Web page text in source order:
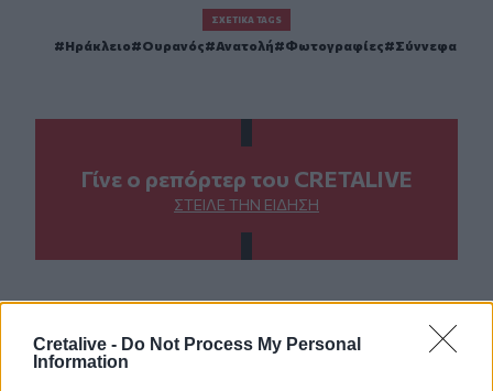
Cretalive - Do Not Process My Personal
Information
ΣΧΕΤΙΚΆ TAGS
Ηράκλειο Ουρανός Ανατολή Φωτογραφίες Σύννεφα
Γίνε ο ρεπόρτερ του CRETALIVE
ΣΤΕΊΛΕ ΤΗΝ ΕΊΔΗΣΗ